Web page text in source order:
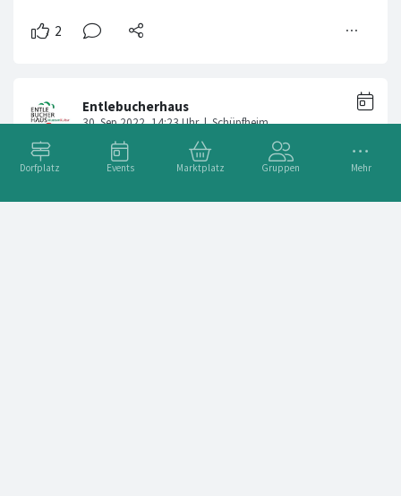
Dorfplatz Events Marktplatz Gruppen Mehr